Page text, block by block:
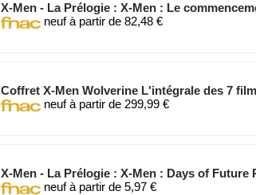
X-Men - La Prélogie : X-Men : Le
neuf à partir de 82,48 €
Coffret X-Men Wolverine L'intégrale des 7
neuf à partir de 299,99 €
X-Men - La Prélogie : X-Men : Days of Future
neuf à partir de 5,97 €